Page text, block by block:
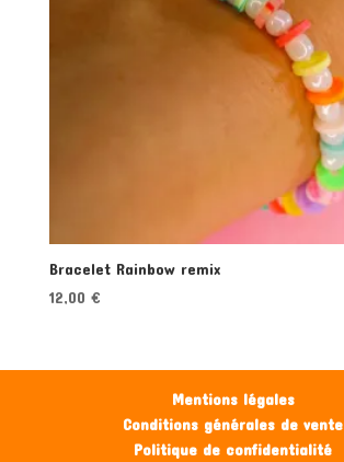
Bracelet Rainbow remix
12,00 €
Mentions légales
Conditions générales de vente
Politique de confidentialité